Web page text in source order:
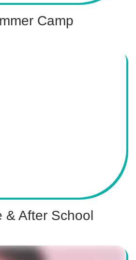
Camp
& After School